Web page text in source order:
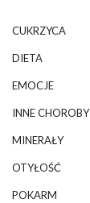
CUKRZYCA
DIETA
EMOCJE
INNE CHOROBY
MINERAŁY
OTYŁOŚĆ
POKARM